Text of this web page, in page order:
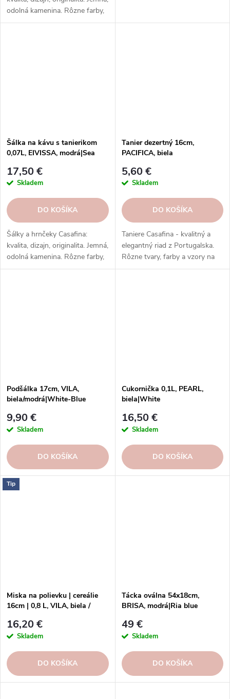
odolná kamenina. Rôzne farby,
vzory, tvary. Formy Casafina -
Šálka na kávu s tanierikom
0,07L, EIVISSA, modrá|Sea
17,50 €
Skladem
DO KOŠÍKA
Šálky a hrnčeky Casafina:
kvalita, dizajn, originalita. Jemná,
odolná kamenina. Rôzne farby,
vzory, tvary. Na každý nápoj a
Tanier dezertný 16cm,
PACIFICA, biela
5,60 €
Skladem
DO KOŠÍKA
Taniere Casafina - kvalitný a
elegantný riad z Portugalska.
Rôzne tvary, farby a vzory na
každú príležitosť. Taniere
Podšálka 17cm, VILA,
biela/modrá|White-Blue
9,90 €
Skladem
DO KOŠÍKA
Cukornička 0,1L, PEARL,
biela|White
16,50 €
Skladem
DO KOŠÍKA
Tip
Miska na polievku | cereálie
16cm | 0,8 L, VILA, biela /
16,20 €
Skladem
DO KOŠÍKA
Tácka oválna 54x18cm,
BRISA, modrá|Ria blue
49 €
Skladem
DO KOŠÍKA